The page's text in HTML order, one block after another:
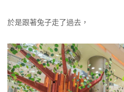
於是跟著兔子走了過去，